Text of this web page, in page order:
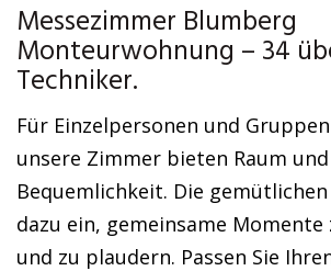
Messezimmer Blumberg
Monteurwohnung – 34
Techniker.
Für Einzelpersonen und
unsere Zimmer bieten Raum und
Bequemlichkeit. Die
dazu ein, gemeinsame
und zu plaudern. Passen Sie